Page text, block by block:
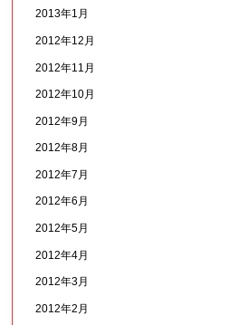
2013年1月
2012年12月
2012年11月
2012年10月
2012年9月
2012年8月
2012年7月
2012年6月
2012年5月
2012年4月
2012年3月
2012年2月